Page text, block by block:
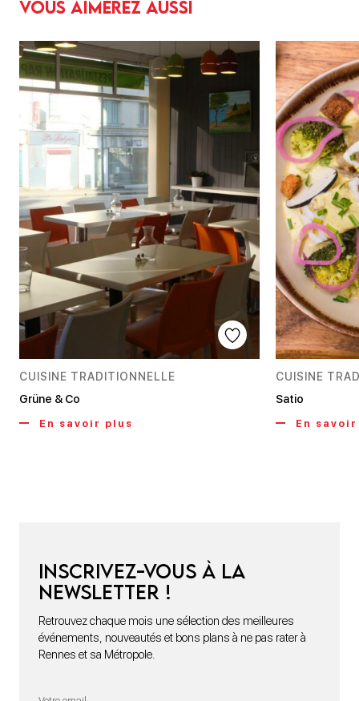
Vous aimerez aussi
CUISINE TRADITIONNELLE
Grüne & Co
En savoir plus
CUISINE
Satio
En
Inscrivez-vous à la
newsletter !
Retrouvez chaque mois une sélection des meilleures
événements, nouveautés et bons plans à ne pas rater à
Rennes et sa Métropole.